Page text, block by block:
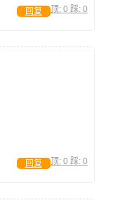
顶: 0 踩: 0
回复
顶: 0 踩: 0
回复